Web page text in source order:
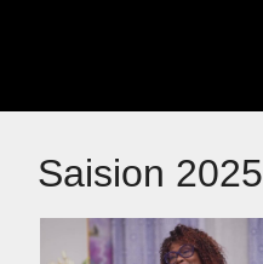
Saision 2025